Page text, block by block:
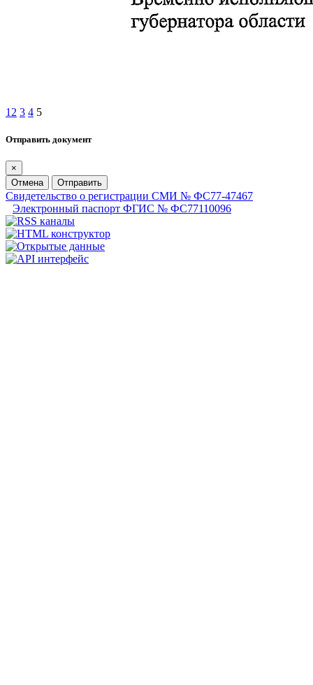
1 2 3 4 5
Отправить документ
×
Отмена
Отправить
Свидетельство о регистрации СМИ № ФС77-47467
Электронный паспорт ФГИС № ФС77110096